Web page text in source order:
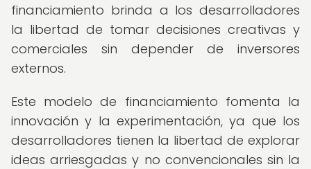
financiamiento brinda a los desarrolladores
la libertad de tomar decisiones creativas y
comerciales sin depender de inversores
externos.
Este modelo de financiamiento fomenta la
innovación y la experimentación, ya que los
desarrolladores tienen la libertad de explorar
ideas arriesgadas y no convencionales sin la